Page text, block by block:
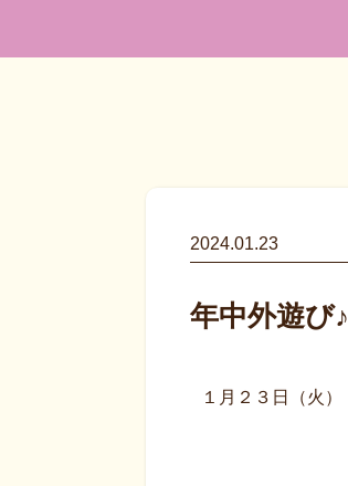
2024.01.23
年中外遊び♪
１月２３日（火）